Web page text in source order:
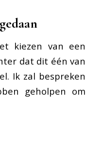
kiezen van een
dat dit één van
Ik zal bespreken
geholpen om